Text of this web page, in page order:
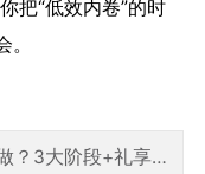
把“低效内卷”的时
上一篇：礼品供应链渠道合作怎么做？3大阶段+礼享助手数字化工具赋能